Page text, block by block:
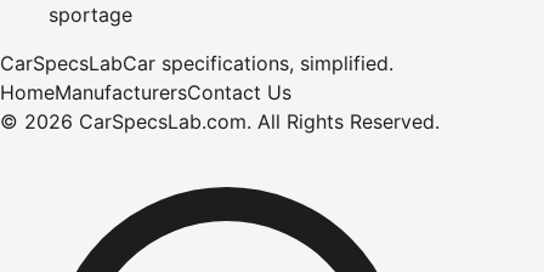
sportage
CarSpecsLabCar specifications, simplified.
HomeManufacturersContact Us
© 2026 CarSpecsLab.com. All Rights Reserved.